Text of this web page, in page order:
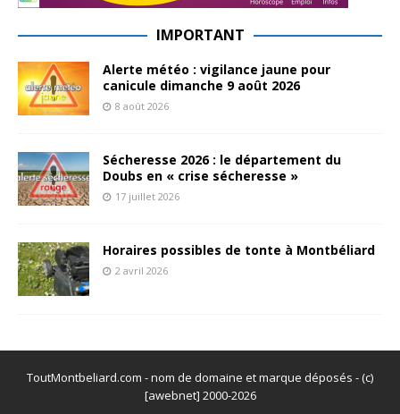
IMPORTANT
Alerte météo : vigilance jaune pour
canicule dimanche 9 août 2026
8 août 2026
Sécheresse 2026 : le département du
Doubs en « crise sécheresse »
17 juillet 2026
Horaires possibles de tonte à Montbéliard
2 avril 2026
ToutMontbeliard.com - nom de domaine et marque déposés - (c)
[awebnet] 2000-2026